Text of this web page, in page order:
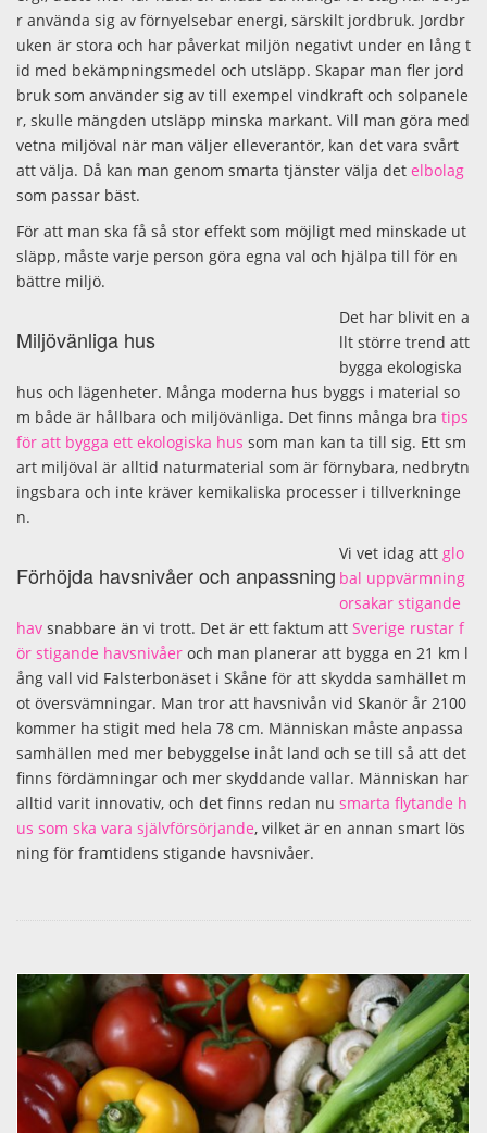
r använda sig av förnyelsebar energi, särskilt jordbruk. Jordbr
uken är stora och har påverkat miljön negativt under en lång t
id med bekämpningsmedel och utsläpp. Skapar man fler jord
bruk som använder sig av till exempel vindkraft och solpanele
r, skulle mängden utsläpp minska markant. Vill man göra med
vetna miljöval när man väljer elleverantör, kan det vara svårt
att välja. Då kan man genom smarta tjänster välja det elbolag
som passar bäst.
För att man ska få så stor effekt som möjligt med minskade ut
släpp, måste varje person göra egna val och hjälpa till för en
bättre miljö.
Miljövänliga hus
Det har blivit en a
llt större trend att
bygga ekologiska
hus och lägenheter. Många moderna hus byggs i material so
m både är hållbara och miljövänliga. Det finns många bra tips
för att bygga ett ekologiska hus som man kan ta till sig. Ett sm
art miljöval är alltid naturmaterial som är förnybara, nedbrytn
ingsbara och inte kräver kemikaliska processer i tillverkninge
n.
Förhöjda havsnivåer och anpassning
Vi vet idag att glo
bal uppvärmning
orsakar stigande
hav snabbare än vi trott. Det är ett faktum att Sverige rustar f
ör stigande havsnivåer och man planerar att bygga en 21 km l
ång vall vid Falsterbonäset i Skåne för att skydda samhället m
ot översvämningar. Man tror att havsnivån vid Skanör år 2100
kommer ha stigit med hela 78 cm. Människan måste anpassa
samhällen med mer bebyggelse inåt land och se till så att det
finns fördämningar och mer skyddande vallar. Människan har
alltid varit innovativ, och det finns redan nu smarta flytande h
us som ska vara självförsörjande, vilket är en annan smart lös
ning för framtidens stigande havsnivåer.